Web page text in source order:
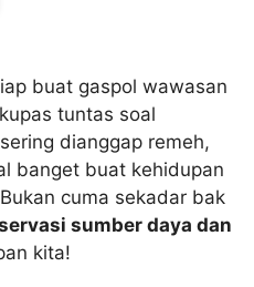
buat gaspol wawasan
tuntas soal
dianggap remeh,
banget buat kehidupan
cuma sekadar bak
sumber daya dan
kita!